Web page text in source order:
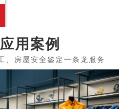
应用案例